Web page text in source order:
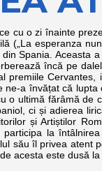
o zi înainte
(„La esperanza
Spania. Aceasta
încă pe
premiile
ne-a învățat că
o ultimă fărâmă
ci și adierea
și Artiștilor
la
său îl privea atent
acesta este dusă la